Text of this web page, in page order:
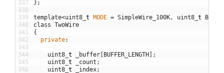
337
338
339
340
341
342
343
344
345
346
} ;
template<uint8 t MODE = SimpleWire_100K, uint8 t
class TwoWire
{
private:
uint8 t _buffer BUFFER_LENGTH
;
uint8 t _count ;
uint8 t _index;